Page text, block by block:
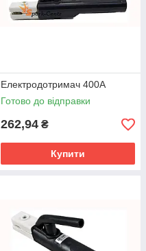
Електродотримач 400А
Готово до відправки
262,94 ₴
Купити